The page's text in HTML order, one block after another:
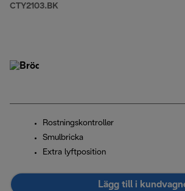
CTY2103.BK
Rostningskontroller
Smulbricka
Extra lyftposition
Lägg till i